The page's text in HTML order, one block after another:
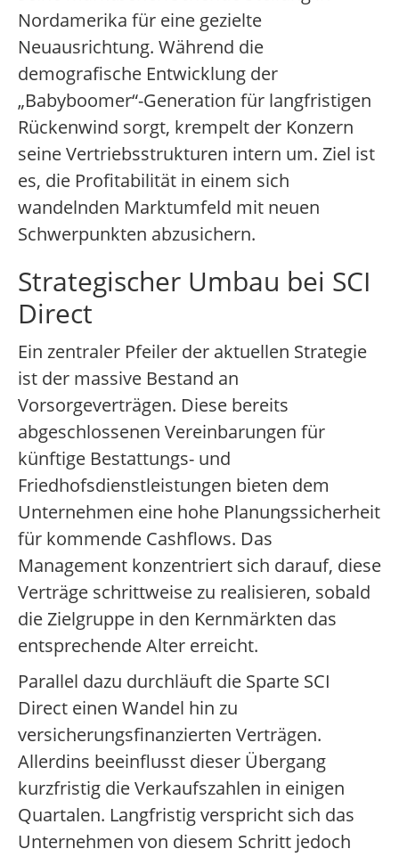
Nordamerika für eine gezielte
Neuausrichtung. Während die
demografische Entwicklung der
„Babyboomer“-Generation für langfristigen
Rückenwind sorgt, krempelt der Konzern
seine Vertriebsstrukturen intern um. Ziel ist
es, die Profitabilität in einem sich
wandelnden Marktumfeld mit neuen
Schwerpunkten abzusichern.
Strategischer Umbau bei SCI
Direct
Ein zentraler Pfeiler der aktuellen Strategie
ist der massive Bestand an
Vorsorgeverträgen. Diese bereits
abgeschlossenen Vereinbarungen für
künftige Bestattungs- und
Friedhofsdienstleistungen bieten dem
Unternehmen eine hohe Planungssicherheit
für kommende Cashflows. Das
Management konzentriert sich darauf, diese
Verträge schrittweise zu realisieren, sobald
die Zielgruppe in den Kernmärkten das
entsprechende Alter erreicht.
Parallel dazu durchläuft die Sparte SCI
Direct einen Wandel hin zu
versicherungsfinanzierten Verträgen.
Allerdins beeinflusst dieser Übergang
kurzfristig die Verkaufszahlen in einigen
Quartalen. Langfristig verspricht sich das
Unternehmen von diesem Schritt jedoch